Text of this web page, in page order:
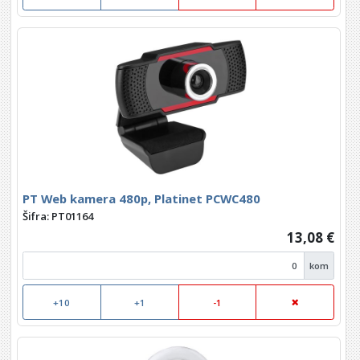
PT Web kamera 480p, Platinet PCWC480
Šifra: PT01164
13,08 €
kom
+10 +1 -1